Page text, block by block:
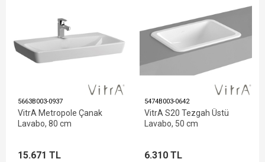
5663B003-0937
VitrA Metropole Çanak
Lavabo, 80 cm
15.671 TL
5474B003-0642
VitrA S20 Tezgah Üstü
Lavabo, 50 cm
6.310 TL